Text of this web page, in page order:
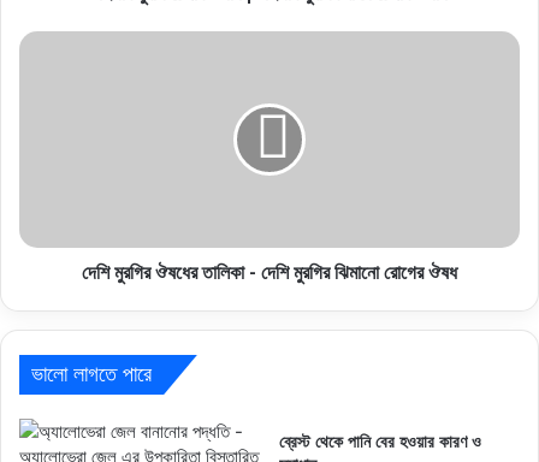
দেশি মুরগির ঔষধের তালিকা - দেশি মুরগির ঝিমানো রোগের ঔষধ
ভালো লাগতে পারে
ব্রেস্ট থেকে পানি বের হওয়ার কারণ ও